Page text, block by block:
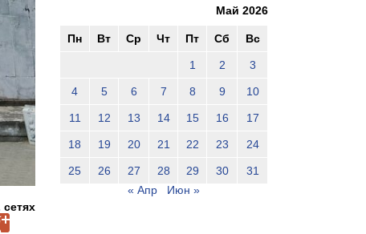
Май 2026
Пн Вт Ср Чт Пт Сб Вс
1 2 3
4 5 6 7 8 9 10
11 12 13 14 15 16 17
18 19 20 21 22 23 24
25 26 27 28 29 30
31
« Апр
Июн »